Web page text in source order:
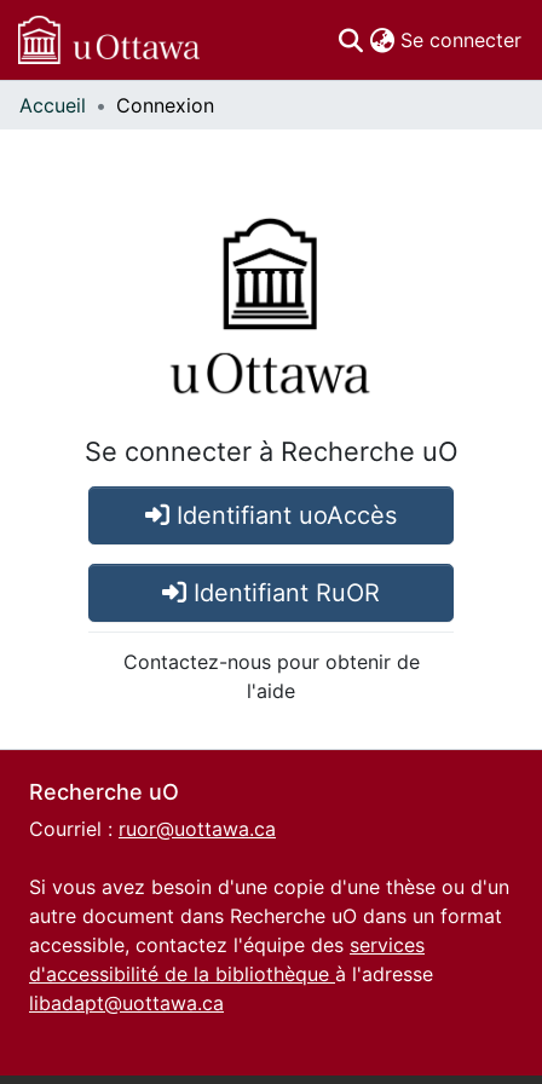
Se connecter
Communautés
Accueil Connexion
Se connecter à Recherche uO
Identifiant uoAccès
Identifiant RuOR
Contactez-nous pour obtenir de
l'aide
Recherche uO
Courriel : ruor@uottawa.ca
Si vous avez besoin d'une copie d'une thèse ou d'un
autre document dans Recherche uO dans un format
accessible, contactez l'équipe des services
d'accessibilité de la bibliothèque à l'adresse
libadapt@uottawa.ca